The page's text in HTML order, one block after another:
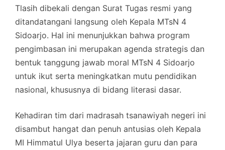
Tlasih dibekali dengan Surat Tugas resmi yang
ditandatangani langsung oleh Kepala MTsN 4
Sidoarjo. Hal ini menunjukkan bahwa program
pengimbasan ini merupakan agenda strategis dan
bentuk tanggung jawab moral MTsN 4 Sidoarjo
untuk ikut serta meningkatkan mutu pendidikan
nasional, khususnya di bidang literasi dasar.
Kehadiran tim dari madrasah tsanawiyah negeri ini
disambut hangat dan penuh antusias oleh Kepala
MI Himmatul Ulya beserta jajaran guru dan para